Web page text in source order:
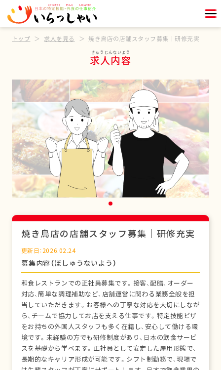
トップ 求人を見る 焼き鳥店の店舗スタッフ募集｜研修充実
求人内容
焼き鳥店の店舗スタッフ募集｜研修充実
更新日：2026.02.24
募集内容（ぼしゅうないよう）
和食レストランでの正社員募集です。接客、配膳、オーダー
対応、簡単な調理補助など、店舗運営に関わる業務全般を担
当していただきます。お客様への丁寧な対応を大切にしなが
ら、チームで協力してお店を支える仕事です。特定技能ビザ
をお持ちの外国人スタッフも多く在籍し、安心して働ける環
境です。未経験の方でも研修制度があり、日本の飲食サービ
スを基礎から学べます。正社員として安定した雇用形態で、
長期的なキャリア形成が可能です。シフト制勤務で、現場で